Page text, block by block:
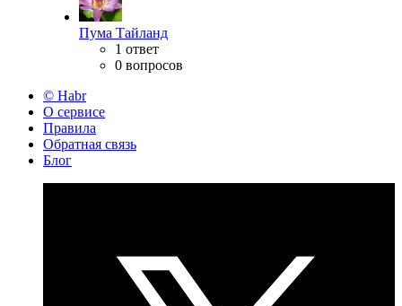
Пума Тайланд
1 ответ
0 вопросов
© Habr
О сервисе
Правила
Обратная связь
Блог